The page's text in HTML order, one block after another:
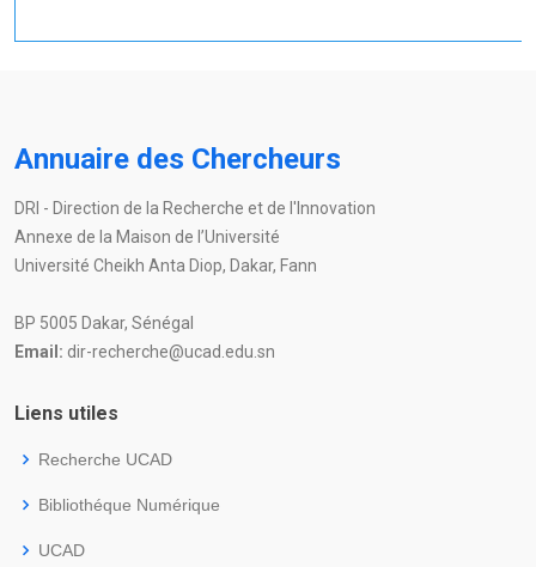
Annuaire des Chercheurs
DRI - Direction de la Recherche et de l'Innovation
Annexe de la Maison de l’Université
Université Cheikh Anta Diop, Dakar, Fann
BP 5005 Dakar, Sénégal
Email: dir-recherche@ucad.edu.sn
Liens utiles
Recherche UCAD
Bibliothéque Numérique
UCAD